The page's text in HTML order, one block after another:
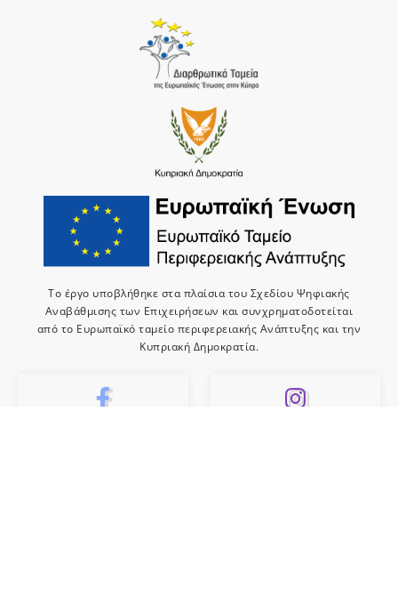
Το έργο υποβλήθηκε στα πλαίσια του Σχεδίου Ψηφιακής
Αναβάθμισης των Επιχειρήσεων και συνχρηματοδοτείται
από το Ευρωπαϊκό ταμείο περιφερειακής Ανάπτυξης και την
Κυπριακή Δημοκρατία.